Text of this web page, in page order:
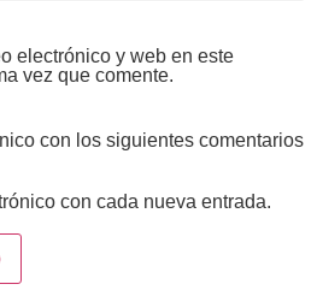
electrónico y web en este
vez que comente.
con los siguientes comentarios
con cada nueva entrada.